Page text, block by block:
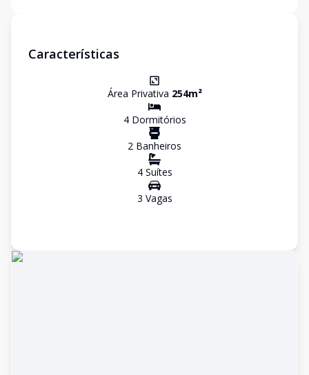
Características
Área Privativa 254m²
4Dormitórios
2 Banheiros
4Suítes
3 Vagas